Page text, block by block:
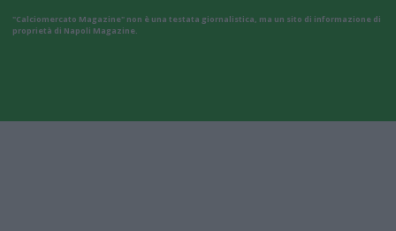
"Calciomercato Magazine" non è una testata giornalistica, ma un sito di informazione di
proprietà di Napoli Magazine.